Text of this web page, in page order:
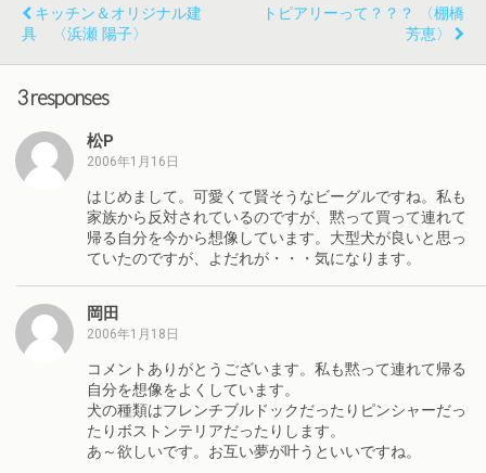
キッチン＆オリジナル建
具 〈浜瀬 陽子〉
トピアリーって？？？ 〈棚橋
芳恵〉
3 responses
松P
2006年1月16日
はじめまして。可愛くて賢そうなビーグルですね。私も
家族から反対されているのですが、黙って買って連れて
帰る自分を今から想像しています。大型犬が良いと思っ
ていたのですが、よだれが・・・気になります。
岡田
2006年1月18日
コメントありがとうございます。私も黙って連れて帰る
自分を想像をよくしています。
犬の種類はフレンチブルドックだったりピンシャーだっ
たりボストンテリアだったりします。
あ～欲しいです。お互い夢が叶うといいですね。